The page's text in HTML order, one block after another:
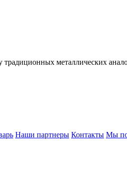
металлических
Наши партнеры Контакты Мы